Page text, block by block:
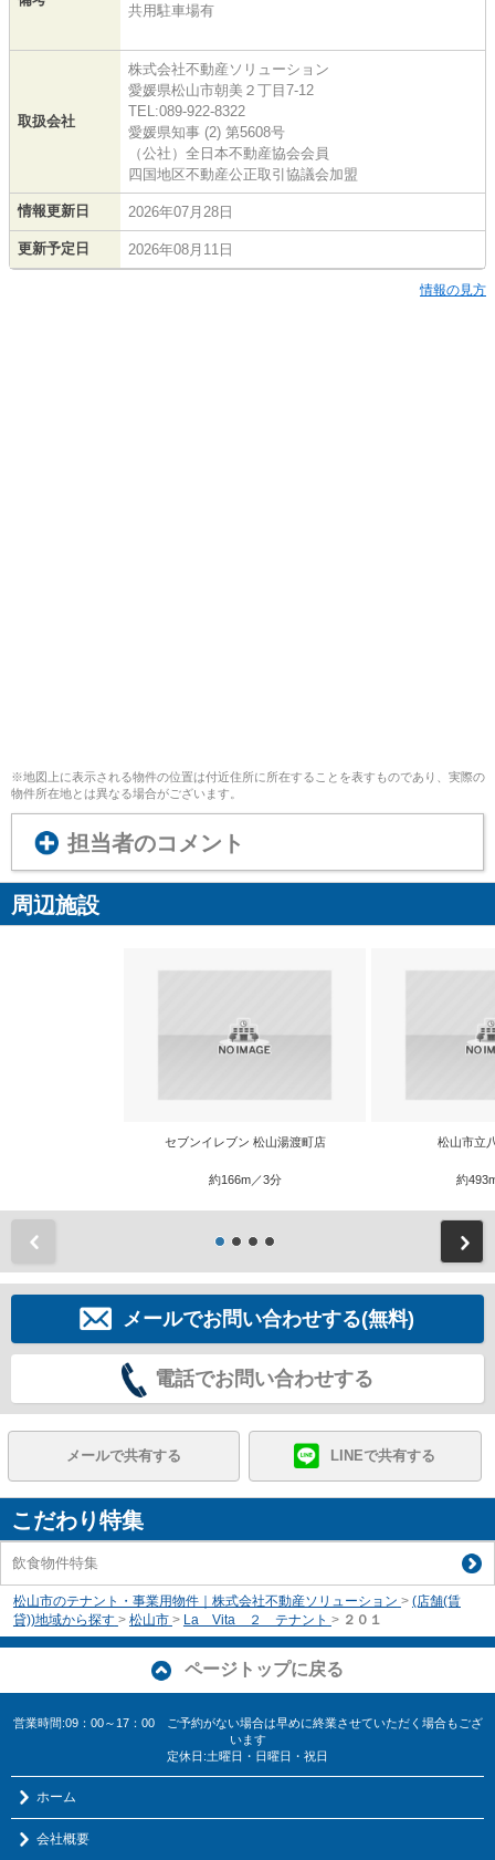
共用駐車場有
取扱会社
株式会社不動産ソリューション
愛媛県松山市朝美２丁目7-12
TEL:089-922-8322
愛媛県知事 (2) 第5608号
（公社）全日本不動産協会会員
四国地区不動産公正取引協議会加盟
情報更新日 2026年07月28日
更新予定日 2026年08月11日
情報の見方
※地図上に表示される物件の位置は付近住所に所在することを表すものであり、実際の
物件所在地とは異なる場合がございます。
担当者のコメント
周辺施設
セブンイレブン 松山湯渡町店
約166m／3分
松山市立
約
メールでお問い合わせする(無料)
電話でお問い合わせする
メールで共有する LINEで共有する
こだわり特集
飲食物件特集
松山市のテナント・事業用物件｜株式会社不動産ソリューション > (店舗(賃
貸))地域から探す > 松山市 > La Vita ２ テナント > ２０１
ページトップに戻る
営業時間:09：00～17：00 ご予約がない場合は早めに終業させていただく場合もござ
います
定休日:土曜日・日曜日・祝日
ホーム
会社概要